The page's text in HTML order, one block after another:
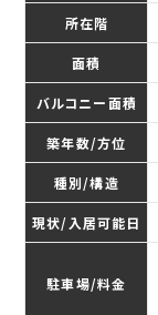
所在階
面積
バルコニー面積
築年数/方位
種別/構造
現状/入居可能日
駐車場/料金